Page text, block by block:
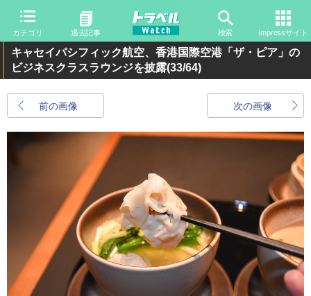
カテゴリ 過去記事 検索 Impressサイト
キャセイパシフィック航空、香港国際空港「ザ・ピア」の
ビジネスクラスラウンジを披露(33/64)
前の画像 次の画像